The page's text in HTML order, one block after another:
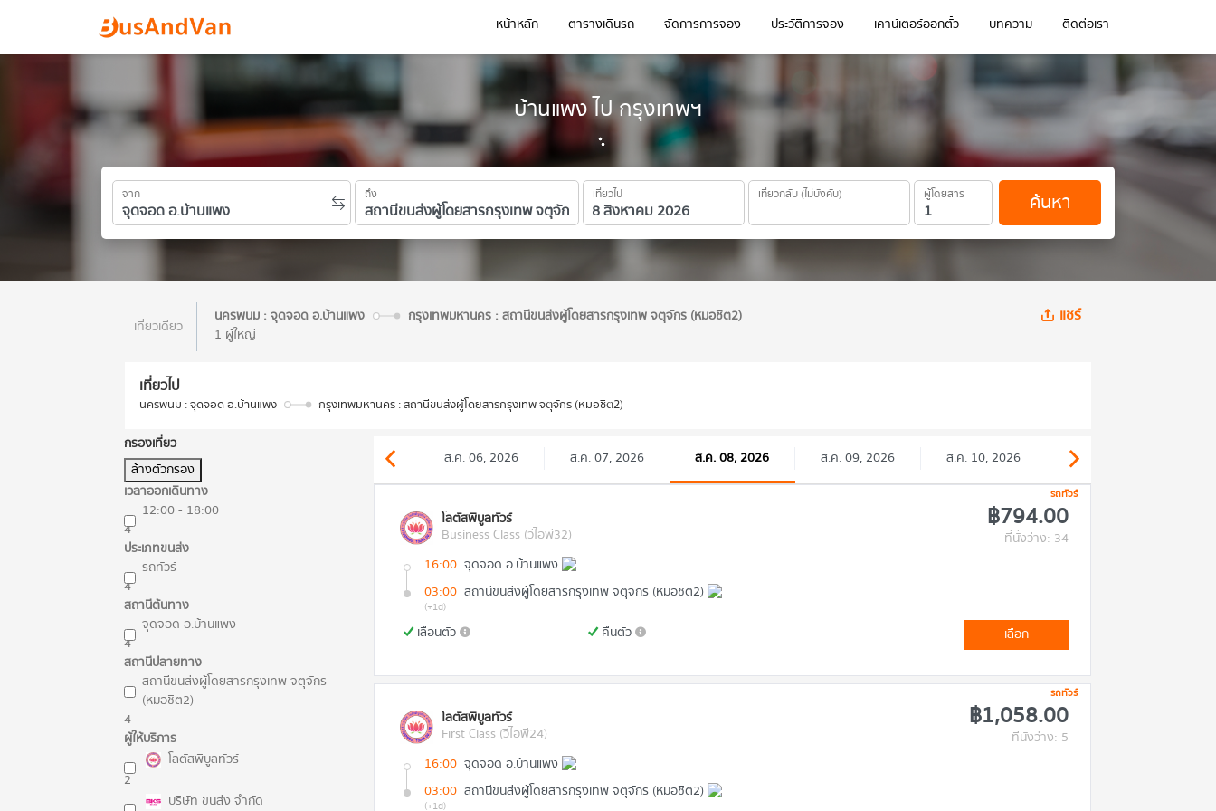
บ้านแพง ไป กรุงเทพฯ
จาก ถึง เที่ยวไป เที่ยวกลับ (ไม่บังคับ) ผู้โดยสาร ค้นหา
หน้าหลัก ตารางเดินรถ จัดการการจอง ประวัติการจอง เคาน์เตอร์ออกตั๋ว บทความ ติดต่อเรา
เที่ยวเดียว
นครพนม : จุดจอด อ.บ้านแพง
กรุงเทพมหานคร : สถานีขนส่งผู้โดยสารกรุงเทพ จตุจักร (หมอชิต2)
1 ผู้ใหญ่
แชร์
เที่ยวไป
นครพนม : จุดจอด อ.บ้านแพง กรุงเทพมหานคร : สถานีขนส่งผู้โดยสารกรุงเทพ จตุจักร (หมอชิต2)
กรองเที่ยว
ล้างตัวกรอง
เวลาออกเดินทาง
12:00 - 18:00
4
ประเภทขนส่ง
รถทัวร์
4
สถานีต้นทาง
จุดจอด อ.บ้านแพง
4
สถานีปลายทาง
สถานีขนส่งผู้โดยสารกรุงเทพ จตุจักร
(หมอชิต2)
4
ผู้ให้บริการ
โลตัสพิบูลทัวร์
2
บริษัท ขนส่ง จำกัด
ส.ค. 06, 2026 ส.ค. 07, 2026 ส.ค. 08, 2026 ส.ค. 09, 2026 ส.ค. 10, 2026
รถทัวร์
โลตัสพิบูลทัวร์
Business Class (วีไอพี32)
฿794.00
ที่นั่งว่าง: 34
16:00 จุดจอด อ.บ้านแพง
03:00 สถานีขนส่งผู้โดยสารกรุงเทพ จตุจักร (หมอชิต2)
(+1d)
เลื่อนตั๋ว คืนตั๋ว เลือก
รถทัวร์
โลตัสพิบูลทัวร์
First Class (วีไอพี24)
฿1,058.00
ที่นั่งว่าง: 5
16:00 จุดจอด อ.บ้านแพง
03:00 สถานีขนส่งผู้โดยสารกรุงเทพ จตุจักร (หมอชิต2)
(+1d)